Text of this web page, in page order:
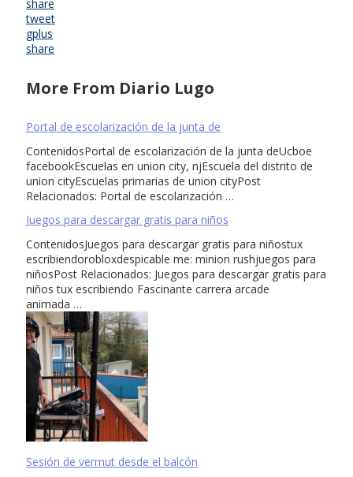
share
tweet
gplus
share
More From Diario Lugo
Portal de escolarización de la junta de
ContenidosPortal de escolarización de la junta deUcboe
facebookEscuelas en union city, njEscuela del distrito de
union cityEscuelas primarias de union cityPost
Relacionados: Portal de escolarización …
Juegos para descargar gratis para niños
ContenidosJuegos para descargar gratis para niñostux
escribiendorobloxdespicable me: minion rushjuegos para
niñosPost Relacionados: Juegos para descargar gratis para
niños tux escribiendo Fascinante carrera arcade
animada …
Sesión de vermut desde el balcón